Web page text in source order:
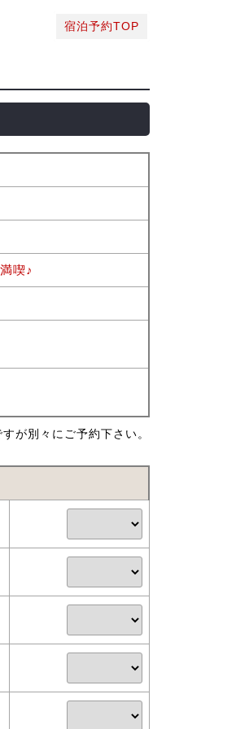
宿泊予約TOP
喫♪
が別々にご予約下さい。